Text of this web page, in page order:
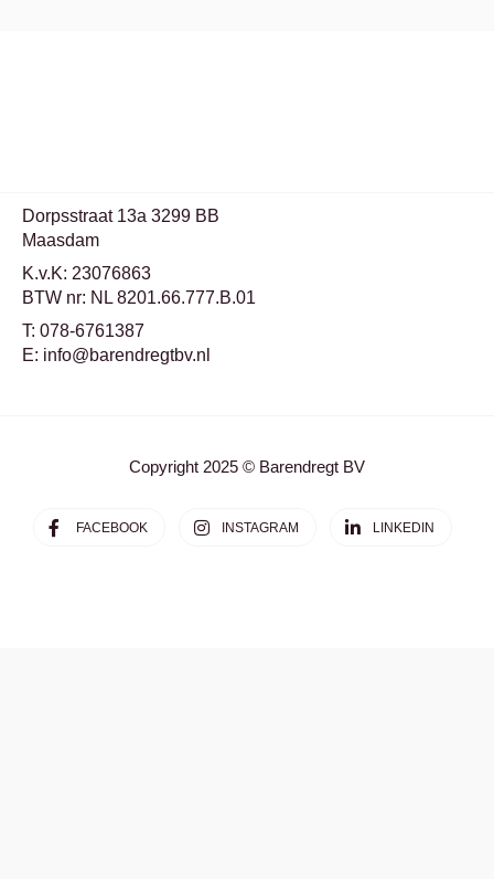
Dorpsstraat 13a 3299 BB
Maasdam
K.v.K: 23076863
BTW nr: NL 8201.66.777.B.01
T: 078-6761387
E: info@barendregtbv.nl
Copyright 2025 © Barendregt BV
FACEBOOK INSTAGRAM LINKEDIN